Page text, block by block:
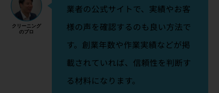
業者の公式サイトで、実績やお客
様の声を確認するのも良い方法で
す。創業年数や作業実績などが掲
載されていれば、信頼性を判断す
る材料になります。